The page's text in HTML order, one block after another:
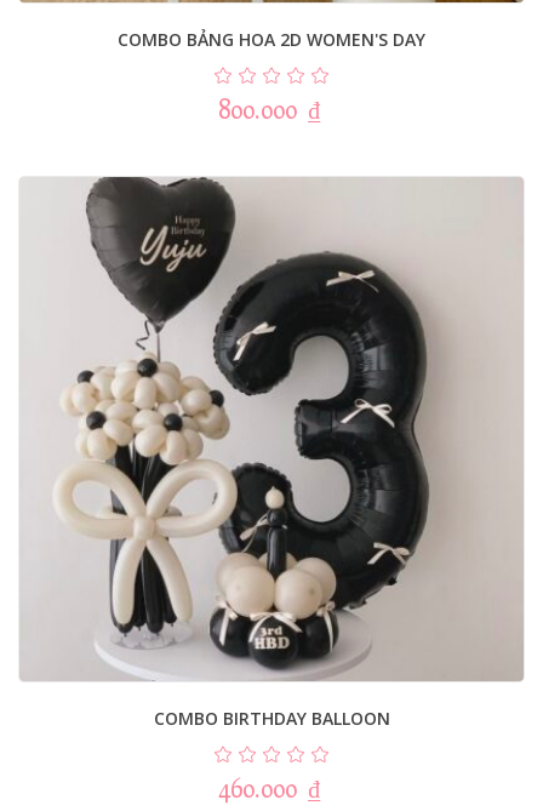
COMBO BẢNG HOA 2D WOMEN'S DAY
800.000 ₫
COMBO BIRTHDAY BALLOON
460.000 ₫